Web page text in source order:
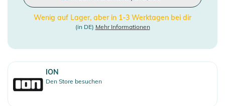
Wenig auf Lager, aber in 1-3 Werktagen bei dir
(in DE) Mehr Informationen
ION
Den Store besuchen